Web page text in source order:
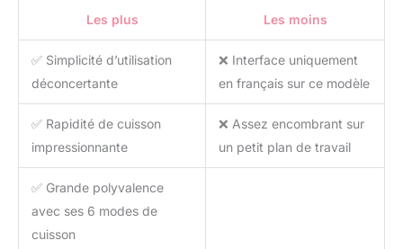
Les plus Les moins
✅ Simplicité d’utilisation
déconcertante
❌ Interface uniquement
en français sur ce modèle
✅ Rapidité de cuisson
impressionnante
❌ Assez encombrant sur
un petit plan de travail
✅ Grande polyvalence
avec ses 6 modes de
cuisson